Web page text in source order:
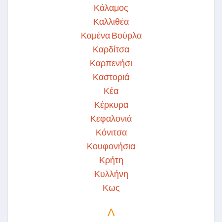
Κάλαμος
Καλλιθέα
Καμένα Βούρλα
Καρδίτσα
Καρπενήσι
Καστοριά
Κέα
Κέρκυρα
Κεφαλονιά
Κόνιτσα
Κουφονήσια
Κρήτη
Κυλλήνη
Κως
Λ